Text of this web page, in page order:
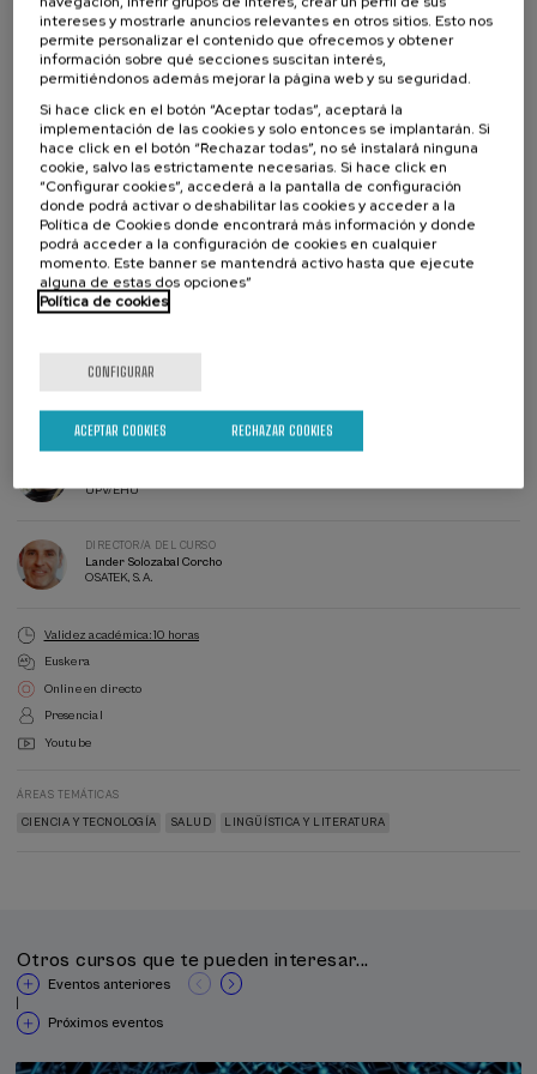
Colabora
Fecha pasada
espera
Plazo de matricula finalizado
Director/a
curso
UPV/EHU
DIRECTOR/A DEL CURSO
Lander Solozabal Corcho
OSATEK, S. A.
Validez académica: 10 horas
Euskera
Online en directo
Presencial
Youtube
ÁREAS TEMÁTICAS
CIENCIA Y TECNOLOGÍA SALUD LINGÜÍSTICA Y LITERATURA
Otros cursos que te pueden interesar...
Eventos anteriores
Próximos eventos
intereses y mostrarle anuncios relevantes en otros sitios. Esto nos
permite personalizar el contenido que ofrecemos y obtener
información sobre qué secciones suscitan interés,
permitiéndonos además mejorar la página web y su seguridad.
Si hace click en el botón “Aceptar todas”, aceptará la
implementación de las cookies y solo entonces se implantarán. Si
hace click en el botón “Rechazar todas”, no sé instalará ninguna
cookie, salvo las estrictamente necesarias. Si hace click en
“Configurar cookies”, accederá a la pantalla de configuración
donde podrá activar o deshabilitar las cookies y acceder a la
Política de Cookies donde encontrará más información y donde
podrá acceder a la configuración de cookies en cualquier
momento. Este banner se mantendrá activo hasta que ejecute
alguna de estas dos opciones”
Política de cookies
CONFIGURAR
RECHAZAR COOKIES
ACEPTAR COOKIES